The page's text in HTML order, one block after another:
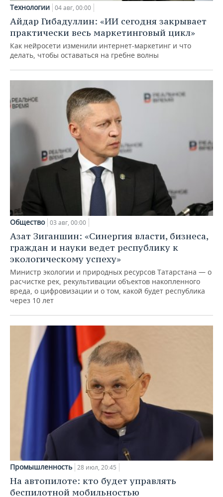
Технологии 04 авг, 00:00
Айдар Гибадуллин: «ИИ сегодня закрывает
практически весь маркетинговый цикл»
Как нейросети изменили интернет-маркетинг и что
делать, чтобы оставаться на гребне волны
Общество 03 авг, 00:00
Азат Зиганшин: «Синергия власти, бизнеса,
граждан и науки ведет республику к
экологическому успеху»
Министр экологии и природных ресурсов Татарстана — о
расчистке рек, рекультивации объектов накопленного
вреда, о цифровизации и о том, какой будет республика
через 10 лет
Промышленность 28 июл, 20:45
На автопилоте: кто будет управлять
беспилотной мобильностью